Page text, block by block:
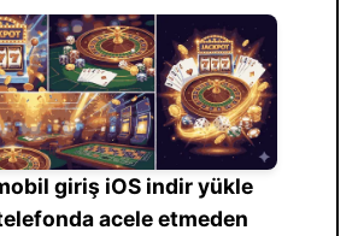
giriş iOS indir yükle
acele etmeden